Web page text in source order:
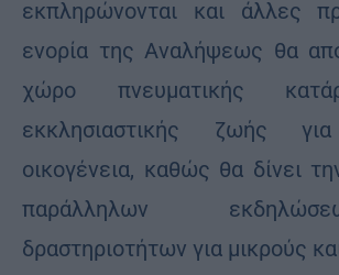
εκπληρώνονται και άλλες
ενορία της Αναλήψεως θα
χώρο πνευματικής
εκκλησιαστικής ζωής
οικογένεια, καθώς θα δίνει
παράλληλων
δραστηριοτήτων για μικρούς